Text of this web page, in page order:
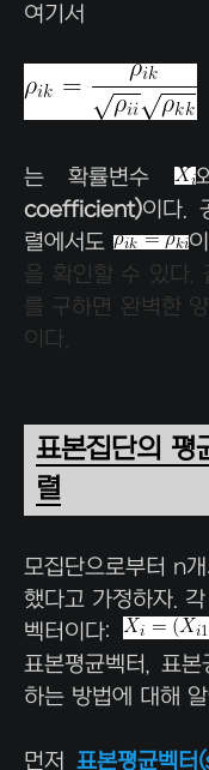
여기서
는 확률변수
coefficient)이다.
렬에서도
을 확인할 수 있다.
를 구하면 완벽한
이다.
표본집단의 평
렬
모집단으로부터 n
했다고 가정하자.
벡터이다:
표본평균벡터, 표
하는 방법에 대해
먼저 표본평균벡